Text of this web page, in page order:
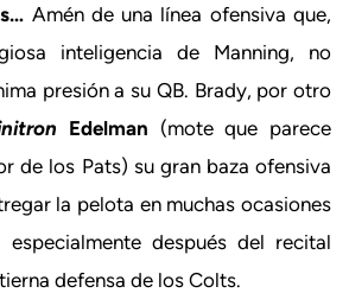
Amén de una línea ofensiva que,
inteligencia de Manning, no
presión a su QB. Brady, por otro
Edelman (mote que parece
de los Pats) su gran baza ofensiva
la pelota en muchas ocasiones
después del recital
defensa de los Colts.